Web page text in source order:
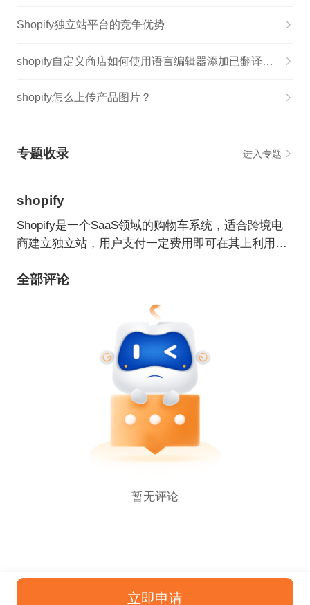
Shopify独立站平台的竞争优势
shopify自定义商店如何使用语言编辑器添加已翻译的内容
shopify怎么上传产品图片？
专题收录 进入专题
shopify
Shopify是一个SaaS领域的购物车系统，适合跨境电
商建立独立站，用户支付一定费用即可在其上利用各
全部评论
暂无评论
立即申请